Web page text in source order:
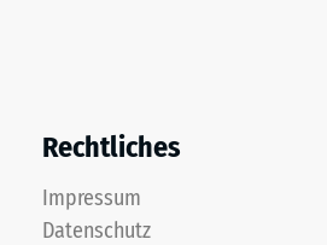
Rechtliches
Impressum
Datenschutz